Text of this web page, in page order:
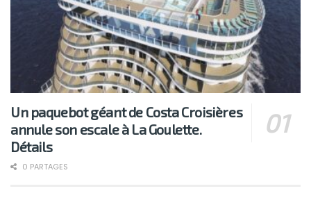
Un paquebot géant de Costa Croisières
annule son escale à La Goulette.
Détails
0 PARTAGES